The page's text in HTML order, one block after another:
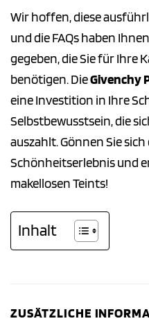
Wir hoffen, diese
und die FAQs haben
gegeben, die Sie für Ihre
benötigen. DieGivenchy
eine Investition in Ihre
Selbstbewusstsein, die
auszahlt. Gönnen Sie
Schönheitserlebnis und
makellosen Teints!
Inhalt
ZUSÄTZLICHE